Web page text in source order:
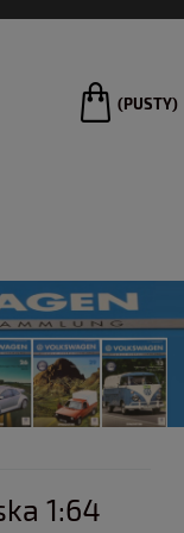
(PUSTY)
1:64